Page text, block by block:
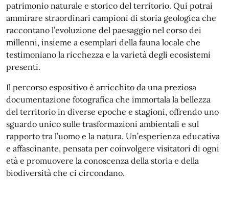
patrimonio naturale e storico del territorio. Qui potrai
ammirare straordinari campioni di storia geologica che
raccontano l’evoluzione del paesaggio nel corso dei
millenni, insieme a esemplari della fauna locale che
testimoniano la ricchezza e la varietà degli ecosistemi
presenti.
Il percorso espositivo è arricchito da una preziosa
documentazione fotografica che immortala la bellezza
del territorio in diverse epoche e stagioni, offrendo uno
sguardo unico sulle trasformazioni ambientali e sul
rapporto tra l’uomo e la natura. Un’esperienza educativa
e affascinante, pensata per coinvolgere visitatori di ogni
età e promuovere la conoscenza della storia e della
biodiversità che ci circondano.